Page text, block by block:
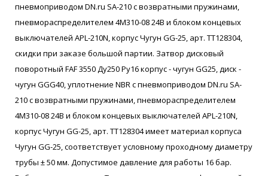
пневмоприводом DN.ru SA-210 с возвратными пружинами,
пневмораспределителем 4M310-08 24В и блоком концевых
выключателей APL-210N, корпус Чугун GG-25, арт. ТТ128304,
скидки при заказе большой партии. Затвор дисковый
поворотный FAF 3550 Ду250 Ру16 корпус - чугун GG25, диск -
чугун GGG40, уплотнение NBR с пневмоприводом DN.ru SA-
210 с возвратными пружинами, пневмораспределителем
4M310-08 24В и блоком концевых выключателей APL-210N,
корпус Чугун GG-25, арт. ТТ128304 имеет материал корпуса
Чугун GG-25, соответствует условному проходному диаметру
трубы ± 50 мм. Допустимое давление для работы 16 бар.